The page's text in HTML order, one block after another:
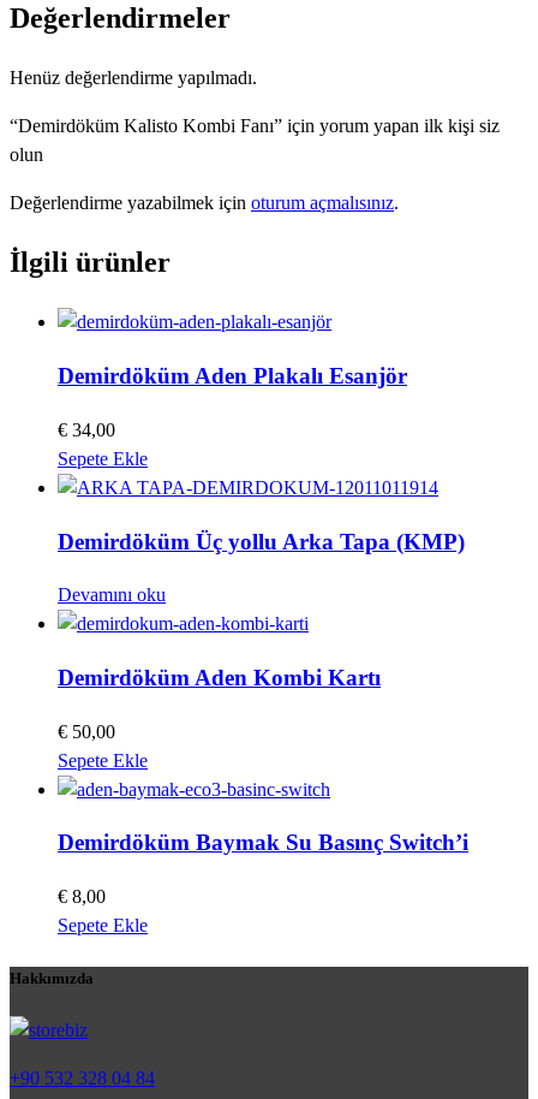
Değerlendirmeler
Henüz değerlendirme yapılmadı.
“Demirdöküm Kalisto Kombi Fanı” için yorum yapan ilk kişi siz
olun
Değerlendirme yazabilmek için oturum açmalısınız.
İlgili ürünler
Demirdöküm Aden Plakalı Esanjör
€ 34,00
Sepete Ekle
Demirdöküm Üç yollu Arka Tapa (KMP)
Devamını oku
Demirdöküm Aden Kombi Kartı
€ 50,00
Sepete Ekle
Demirdöküm Baymak Su Basınç Switch’i
€ 8,00
Sepete Ekle
Hakkımızda
+90 532 328 04 84